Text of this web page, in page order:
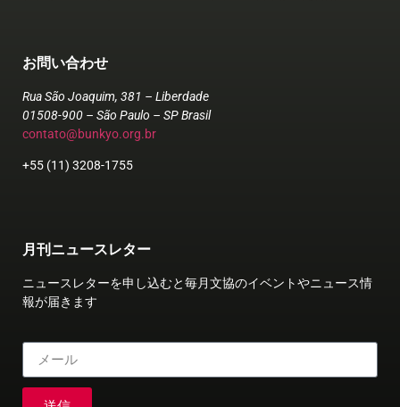
お問い合わせ
Rua São Joaquim, 381 – Liberdade
01508-900 – São Paulo – SP Brasil
contato@bunkyo.org.br
+55 (11) 3208-1755
月刊ニュースレター
ニュースレターを申し込むと毎月文協のイベントやニュース情
報が届きます